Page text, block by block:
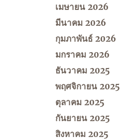
เมษายน 2026
มีนาคม 2026
กุมภาพันธ์ 2026
มกราคม 2026
ธันวาคม 2025
พฤศจิกายน 2025
ตุลาคม 2025
กันยายน 2025
สิงหาคม 2025